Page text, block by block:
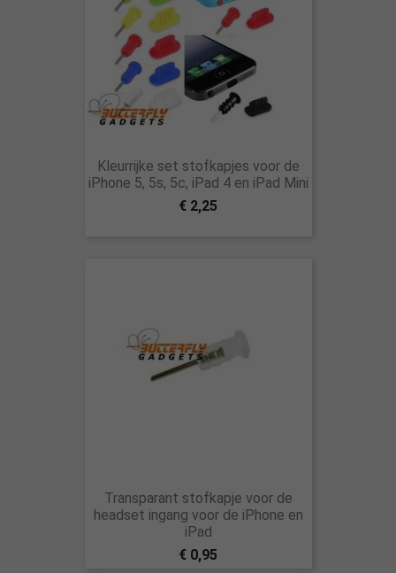
Kleurrijke set stofkapjes voor de
iPhone 5, 5s, 5c, iPad 4 en iPad Mini
€ 2,25
Transparant stofkapje voor de
headset ingang voor de iPhone en
iPad
€ 0,95